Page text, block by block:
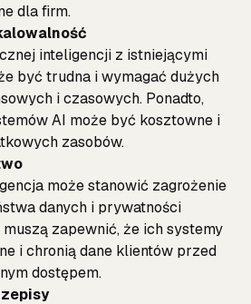
dla firm.
inteligencji z istniejącymi
być trudna i wymagać dużych
i czasowych. Ponadto,
AI może być kosztowne i
zasobów.
może stanowić zagrożenie
danych i prywatności
zapewnić, że ich systemy
i chronią dane klientów przed
dostępem.